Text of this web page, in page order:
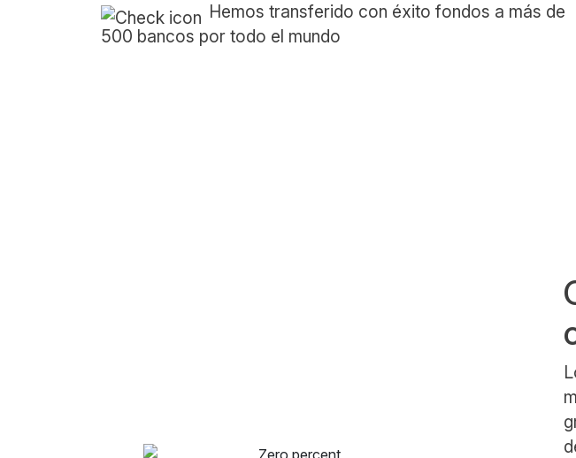
Hemos transferido con éxito fondos a más de
500 bancos por todo el mundo